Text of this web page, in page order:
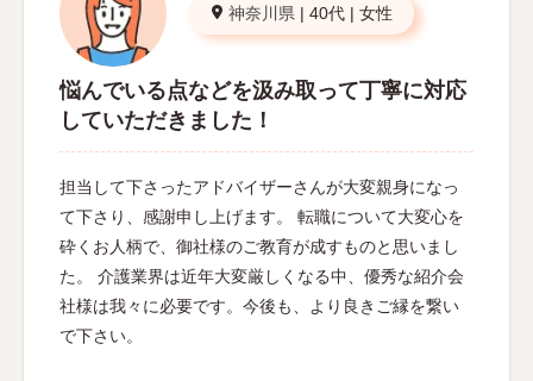
神奈川県 | 40代 | 女性
悩んでいる点などを汲み取って丁寧に対応
していただきました！
担当して下さったアドバイザーさんが大変親身になっ
て下さり、感謝申し上げます。 転職について大変心を
砕くお人柄で、御社様のご教育が成すものと思いまし
た。 介護業界は近年大変厳しくなる中、優秀な紹介会
社様は我々に必要です。今後も、より良きご縁を繋い
で下さい。